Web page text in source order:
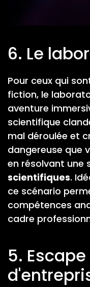
6. Le
Pour ceux qui
fiction, le
aventure
scientifique
mal déroulée et
dangereuse que
en résolvant une
scientifiques.
ce scénario
compétences
cadre
5.